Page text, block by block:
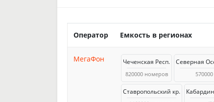
Оператор Емкость в регионах
МегаФон Чеченская Респ.
820000 номеров
Северная
Ставропольский кр.